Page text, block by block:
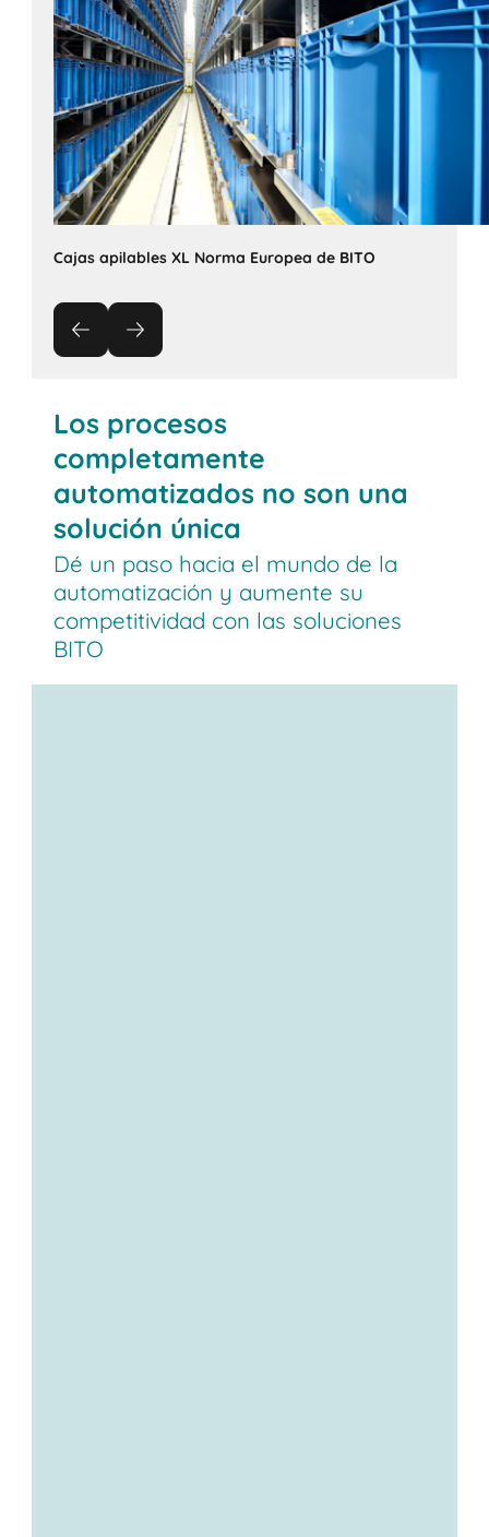
Cajas apilables XL Norma Europea de BITO
Los procesos
completamente
automatizados no son una
solución única
Dé un paso hacia el mundo de la
automatización y aumente su
competitividad con las soluciones
BITO